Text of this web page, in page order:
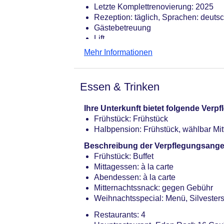
Letzte Komplettrenovierung: 2025
Rezeption: täglich, Sprachen:
Gästebetreuung
Lift
Gartenanlage, begrünter Innenhof,
25m-Sport-Pool: Indoor, Outdoor,
Pool: Outdoor, Liegen: ohne
Badetücher: ohne Gebühr
Friseur
Internet: WLAN/WiFi, im gesamten
Wäscheservice: gegen Gebühr
Concierge Service, Gepäckservice
Zahlungsarten: TUI Card / VISA,
Kreditkarte beim Check In ist Pflicht
Haustier: Hund erlaubt: ca. 45 EUR,
Reservierung notwendig
Garage: ca. 40 EUR, Anfrage &
Mehr Informationen
Essen & Trinken
Ihre Unterkunft bietet folgende
Frühstück: Frühstück
Halbpension: Frühstück, wählbar
Beschreibung der
Frühstück: Buffet
Mittagessen: à la carte
Abendessen: à la carte
Mitternachtssnack: gegen Gebühr
Weihnachtsspecial: Menü,
Restaurants: 4